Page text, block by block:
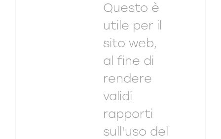
Questo è
utile per il
sito web,
al fine di
rendere
validi
rapporti
sull'uso del